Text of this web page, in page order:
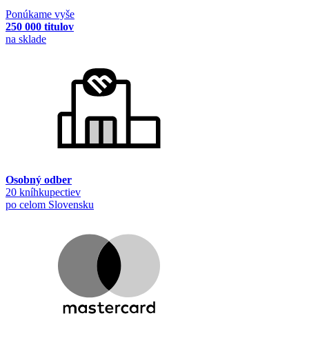
Ponúkame vyše
250 000 titulov
na sklade
Osobný odber
20 kníhkupectiev
po celom Slovensku